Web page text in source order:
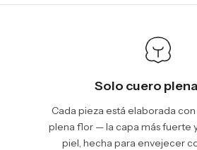
Solo cuero
Cada pieza está elaborada
plena flor — la capa más fuerte
piel, hecha para envejecer